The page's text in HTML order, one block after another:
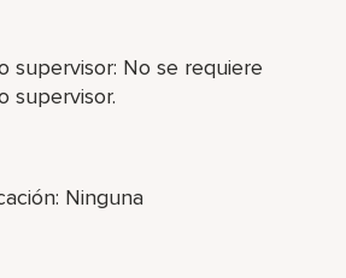
supervisor: No se requiere
supervisor.
Ninguna